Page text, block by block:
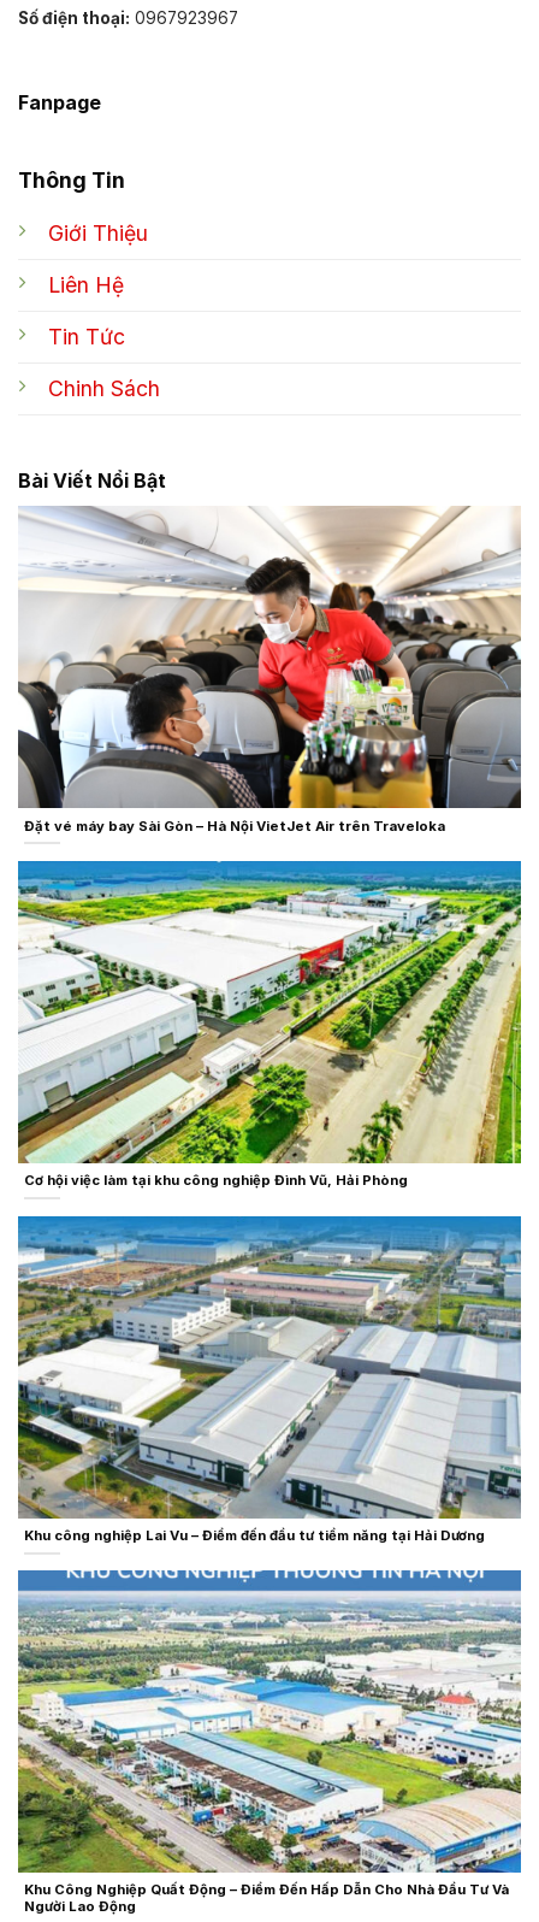
Số điện thoại: 0967923967
Thông Tin
Giới Thiệu
Liên Hệ
Tin Tức
Chinh Sách
Bài Viết Nổi Bật
Đặt vé máy bay Sài Gòn – Hà Nội VietJet Air trên Traveloka
Cơ hội việc làm tại khu công nghiệp Đình Vũ, Hải Phòng
Khu công nghiệp Lai Vu – Điểm đến đầu tư tiềm năng tại Hải Dương
Khu Công Nghiệp Quất Động – Điểm Đến Hấp Dẫn Cho Nhà Đầu Tư Và
Người Lao Động
Fanpage